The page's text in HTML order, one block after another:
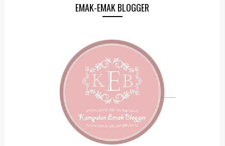
EMAK-EMAK BLOGGER